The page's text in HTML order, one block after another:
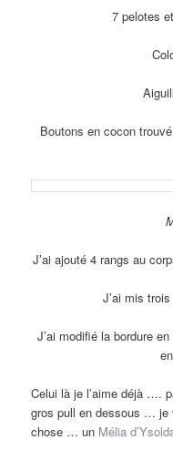
7 pelotes
Boutons en cocon
J’ai ajouté 4 rangs au
J’ai mis
J’ai modifié la bordure
Celui là je l’aime déjà ….
gros pull en dessous … je
chose … un Mélia